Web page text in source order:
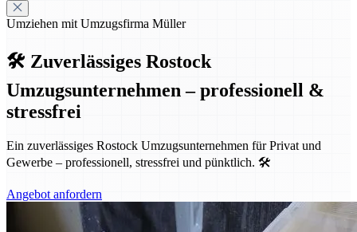
Umziehen mit Umzugsfirma Müller
🛠️ Zuverlässiges Rostock
Umzugsunternehmen – professionell &
stressfrei
Ein zuverlässiges Rostock Umzugsunternehmen für Privat und
Gewerbe – professionell, stressfrei und pünktlich. 🛠️
Angebot anfordern